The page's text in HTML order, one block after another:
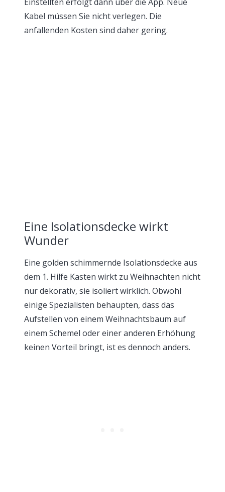
Kabel müssen Sie nicht verlegen. Die
anfallenden Kosten sind daher gering.
Eine Isolationsdecke wirkt
Wunder
Eine golden schimmernde Isolationsdecke aus
dem 1. Hilfe Kasten wirkt zu Weihnachten nicht
nur dekorativ, sie isoliert wirklich. Obwohl
einige Spezialisten behaupten, dass das
Aufstellen von einem Weihnachtsbaum auf
einem Schemel oder einer anderen Erhöhung
keinen Vorteil bringt, ist es dennoch anders.